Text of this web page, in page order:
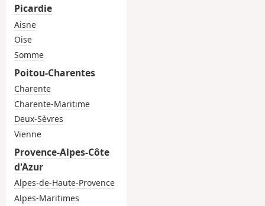
Picardie
Aisne
Oise
Somme
Poitou-Charentes
Charente
Charente-Maritime
Deux-Sèvres
Vienne
Provence-Alpes-Côte
d'Azur
Alpes-de-Haute-Provence
Alpes-Maritimes